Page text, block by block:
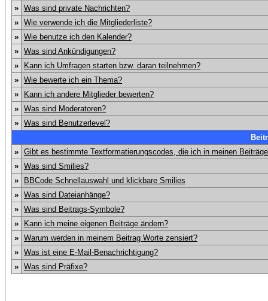
» Was sind private Nachrichten?
» Wie verwende ich die Mitgliederliste?
» Wie benutze ich den Kalender?
» Was sind Ankündigungen?
»
Kann ich Umfragen starten bzw. daran teilnehmen?
» Wie bewerte ich ein Thema?
»
Kann ich andere Mitglieder bewerten?
» Was sind Moderatoren?
» Was sind Benutzerlevel?
» Gibt es bestimmte Textformatierungscodes, die ich in meinen
» Was sind Smilies?
»
BBCode Schnellauswahl und klickbare Smilies
» Was sind Dateianhänge?
» Was sind Beitrags-Symbole?
»
Kann ich meine eigenen Beiträge ändern?
» Warum werden in meinem Beitrag Worte zensiert?
» Was ist eine E-Mail-Benachrichtigung?
» Was sind Präfixe?